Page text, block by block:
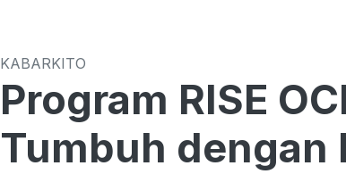
KABARKITO
Program RISE
Tumbuh dengan